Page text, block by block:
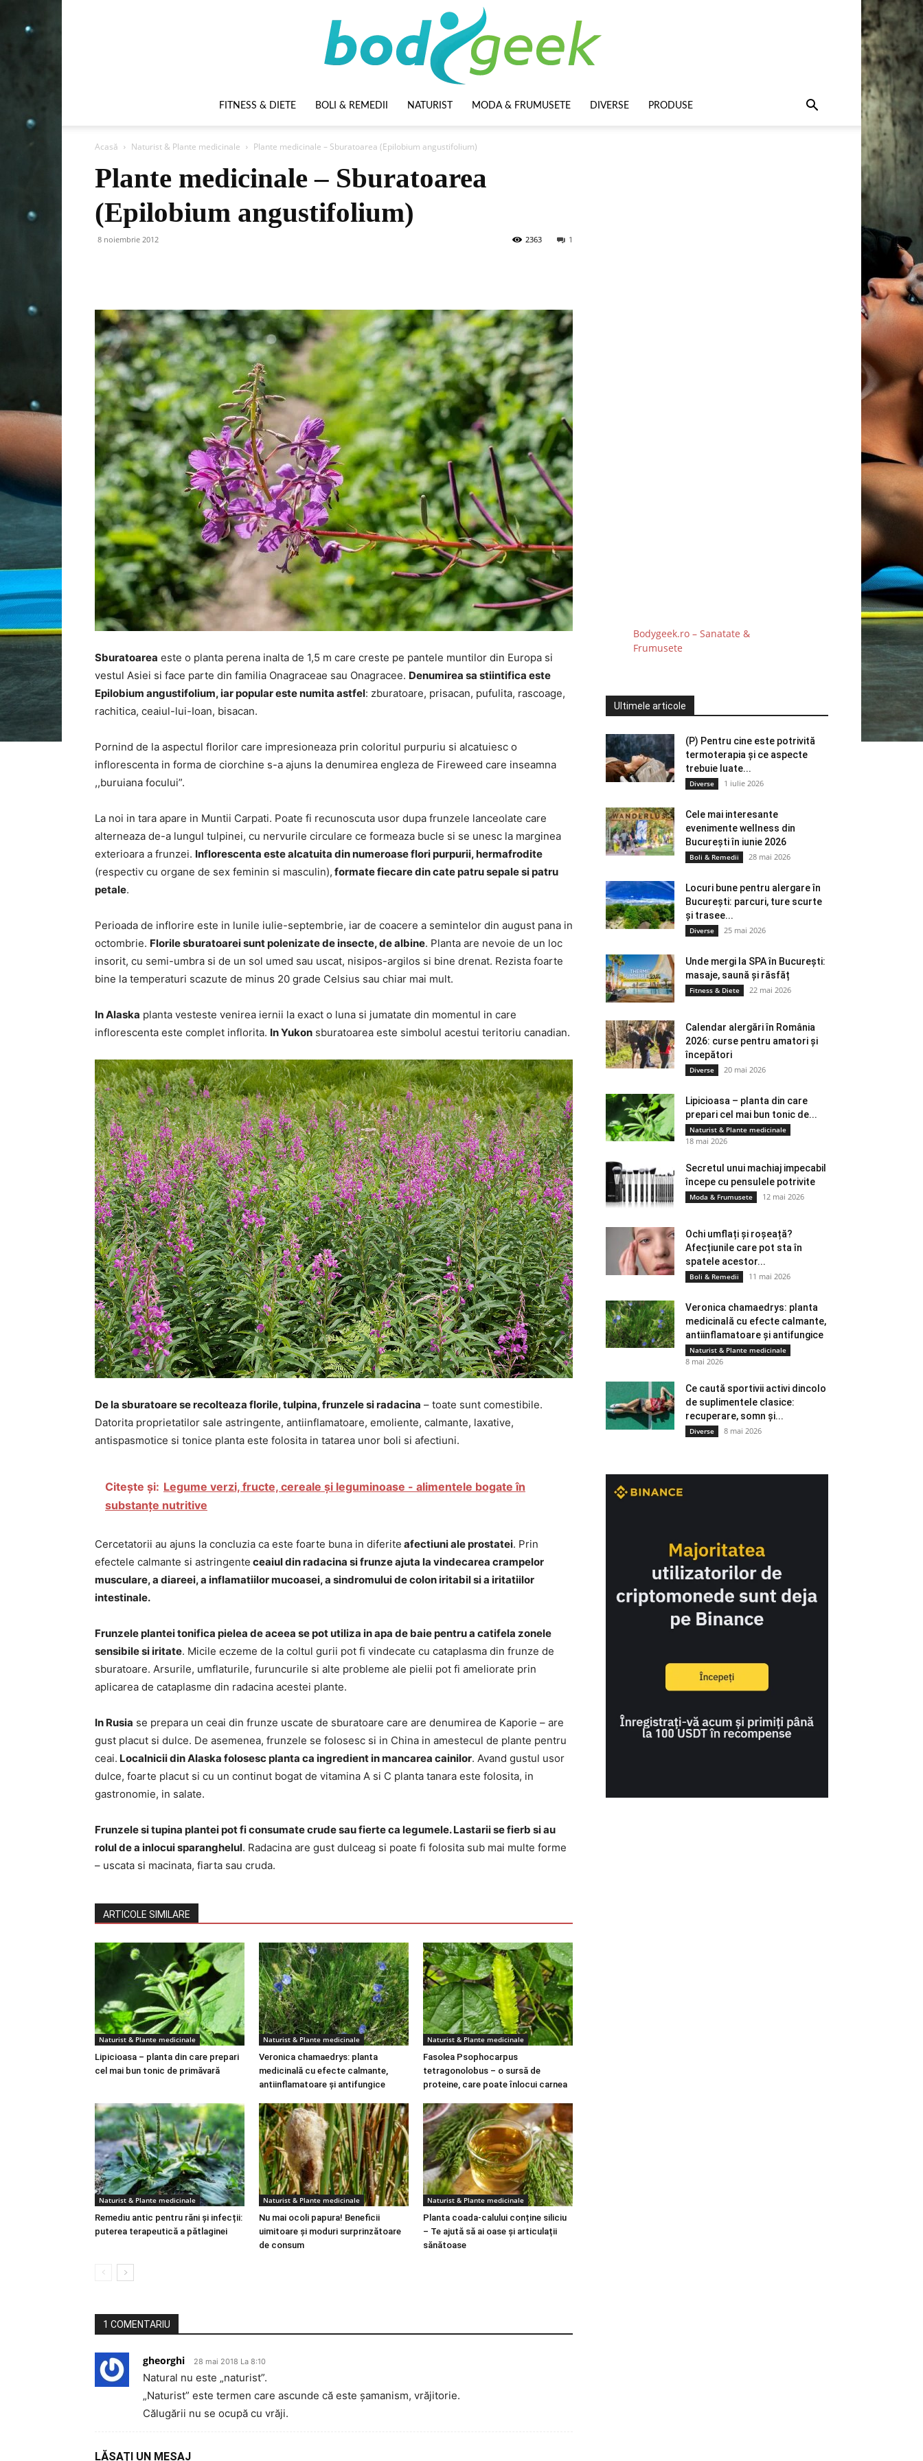
FITNESS & DIETE BOLI & REMEDII NATURIST MODA & FRUMUSETE DIVERSE PRODUSE
Acasă Naturist & Plante medicinale Plante medicinale – Sburatoarea (Epilobium angustifolium)
Plante medicinale – Sburatoarea
(Epilobium angustifolium)
8 noiembrie 2012 1
2363
Sburatoarea este o planta perena inalta de 1,5 m care creste pe pantele muntilor din Europa si
vestul Asiei si face parte din familia Onagraceae sau Onagracee. Denumirea sa stiintifica este
Epilobium angustifolium, iar popular este numita astfel: zburatoare, prisacan, pufulita, rascoage,
rachitica, ceaiul-lui-Ioan, bisacan.
Pornind de la aspectul florilor care impresioneaza prin coloritul purpuriu si alcatuiesc o
inflorescenta in forma de ciorchine s-a ajuns la denumirea engleza de Fireweed care inseamna
,,buruiana focului”.
La noi in tara apare in Muntii Carpati. Poate fi recunoscuta usor dupa frunzele lanceolate care
alterneaza de-a lungul tulpinei, cu nervurile circulare ce formeaza bucle si se unesc la marginea
exterioara a frunzei. Inflorescenta este alcatuita din numeroase flori purpurii, hermafrodite
(respectiv cu organe de sex feminin si masculin), formate fiecare din cate patru sepale si patru
petale.
Perioada de inflorire este in lunile iulie-septembrie, iar de coacere a semintelor din august pana in
octombrie. Florile sburatoarei sunt polenizate de insecte, de albine. Planta are nevoie de un loc
insorit, cu semi-umbra si de un sol umed sau uscat, nisipos-argilos si bine drenat. Rezista foarte
bine la temperaturi scazute de minus 20 grade Celsius sau chiar mai mult.
In Alaska planta vesteste venirea iernii la exact o luna si jumatate din momentul in care
inflorescenta este complet inflorita. In Yukon sburatoarea este simbolul acestui teritoriu canadian.
De la sburatoare se recolteaza florile, tulpina, frunzele si radacina – toate sunt comestibile.
Datorita proprietatilor sale astringente, antiinflamatoare, emoliente, calmante, laxative,
antispasmotice si tonice planta este folosita in tatarea unor boli si afectiuni.
Citește și: Legume verzi, fructe, cereale și leguminoase - alimentele bogate în
substanțe nutritive
Cercetatorii au ajuns la concluzia ca este foarte buna in diferite afectiuni ale prostatei. Prin
efectele calmante si astringente ceaiul din radacina si frunze ajuta la vindecarea crampelor
musculare, a diareei, a inflamatiilor mucoasei, a sindromului de colon iritabil si a iritatiilor
intestinale.
Frunzele plantei tonifica pielea de aceea se pot utiliza in apa de baie pentru a catifela zonele
sensibile si iritate. Micile eczeme de la coltul gurii pot fi vindecate cu cataplasma din frunze de
sburatoare. Arsurile, umflaturile, furuncurile si alte probleme ale pielii pot fi ameliorate prin
aplicarea de cataplasme din radacina acestei plante.
In Rusia se prepara un ceai din frunze uscate de sburatoare care are denumirea de Kaporie – are
gust placut si dulce. De asemenea, frunzele se folosesc si in China in amestecul de plante pentru
ceai. Localnicii din Alaska folosesc planta ca ingredient in mancarea cainilor. Avand gustul usor
dulce, foarte placut si cu un continut bogat de vitamina A si C planta tanara este folosita, in
gastronomie, in salate.
Frunzele si tupina plantei pot fi consumate crude sau fierte ca legumele. Lastarii se fierb si au
rolul de a inlocui sparanghelul. Radacina are gust dulceag si poate fi folosita sub mai multe forme
– uscata si macinata, fiarta sau cruda.
ARTICOLE SIMILARE
Naturist & Plante medicinale
Lipicioasa – planta din care prepari
cel mai bun tonic de primăvară
Naturist & Plante medicinale
Veronica chamaedrys: planta
medicinală cu efecte calmante,
antiinflamatoare și antifungice
Naturist & Plante medicinale
Fasolea Psophocarpus
tetragonolobus – o sursă de
proteine, care poate înlocui carnea
Naturist & Plante medicinale
Remediu antic pentru răni și infecții:
puterea terapeutică a pătlaginei
Naturist & Plante medicinale
Nu mai ocoli papura! Beneficii
uimitoare și moduri surprinzătoare
de consum
Naturist & Plante medicinale
Planta coada-calului conține siliciu
– Te ajută să ai oase și articulații
sănătoase
1 COMENTARIU
gheorghi 28 mai 2018 La 8:10
Natural nu este „naturist”.
„Naturist” este termen care ascunde că este șamanism, vrăjitorie.
Călugării nu se ocupă cu vrăji.
LĂSAȚI UN MESAJ
Bodygeek.ro – Sanatate &
Frumusete
Ultimele articole
(P) Pentru cine este potrivită
termoterapia și ce aspecte
trebuie luate...
Diverse 1 iulie 2026
Cele mai interesante
evenimente wellness din
București în iunie 2026
Boli & Remedii 28 mai 2026
Locuri bune pentru alergare în
București: parcuri, ture scurte
și trasee...
Diverse 25 mai 2026
Unde mergi la SPA în București:
masaje, saună și răsfăț
Fitness & Diete 22 mai 2026
Calendar alergări în România
2026: curse pentru amatori și
începători
Diverse 20 mai 2026
Lipicioasa – planta din care
prepari cel mai bun tonic de...
Naturist & Plante medicinale
18 mai 2026
Secretul unui machiaj impecabil
începe cu pensulele potrivite
Moda & Frumusete 12 mai 2026
Ochi umflați și roșeață?
Afecțiunile care pot sta în
spatele acestor...
Boli & Remedii 11 mai 2026
Veronica chamaedrys: planta
medicinală cu efecte calmante,
antiinflamatoare și antifungice
Naturist & Plante medicinale
8 mai 2026
Ce caută sportivii activi dincolo
de suplimentele clasice:
recuperare, somn și...
Diverse 8 mai 2026